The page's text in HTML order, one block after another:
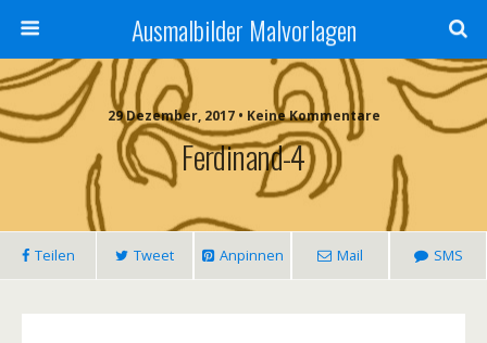
Ausmalbilder Malvorlagen
29 Dezember, 2017 • Keine Kommentare
Ferdinand-4
Teilen Tweet Anpinnen Mail SMS